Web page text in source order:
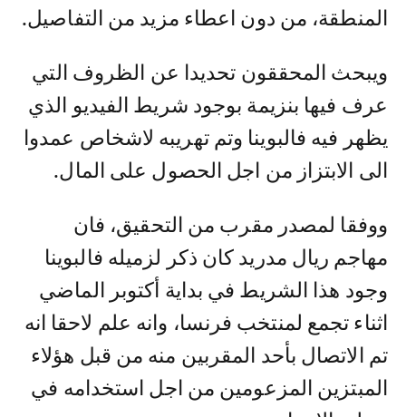
المنطقة، من دون اعطاء مزيد من التفاصيل.
ويبحث المحققون تحديدا عن الظروف التي
عرف فيها بنزيمة بوجود شريط الفيديو الذي
يظهر فيه فالبوينا وتم تهريبه لاشخاص عمدوا
الى الابتزاز من اجل الحصول على المال.
ووفقا لمصدر مقرب من التحقيق، فان
مهاجم ريال مدريد كان ذكر لزميله فالبوينا
وجود هذا الشريط في بداية أكتوبر الماضي
اثناء تجمع لمنتخب فرنسا، وانه علم لاحقا انه
تم الاتصال بأحد المقربين منه من قبل هؤلاء
المبتزين المزعومين من اجل استخدامه في